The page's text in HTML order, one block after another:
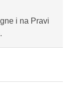
i na Pravi